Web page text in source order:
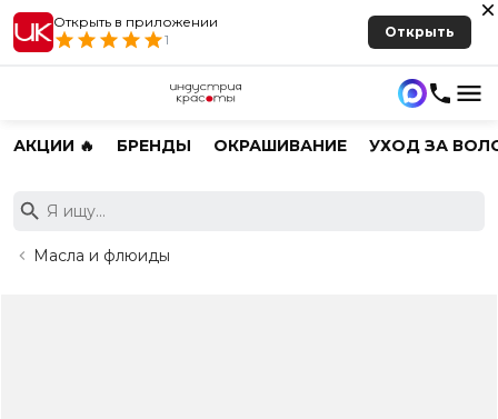
Открыть в приложении
1
Открыть
АКЦИИ 🔥 БРЕНДЫ ОКРАШИВАНИЕ УХОД ЗА
Масла и флюиды